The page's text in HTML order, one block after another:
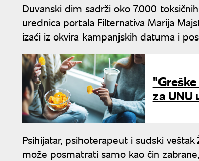
Duvanski dim sadrži oko 7.000
urednica portala Filternativa Marija
izaći iz okvira kampanjskih datuma i
za
Psihijatar, psihoterapeut i sudski veštak
može posmatrati samo kao čin